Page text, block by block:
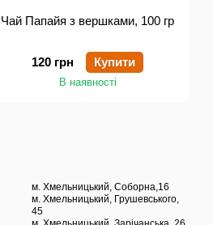
Чай Папайя з вершками, 100 гр
120 грн Купити
В наявності
м. Хмельницький, Соборна,16
м. Хмельницький, Грушевського,
45